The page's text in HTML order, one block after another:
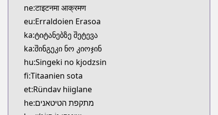
ne:टाइटनमा आक्रमण
eu:Erraldoien Erasoa
ka:ტიტანებზე შეტევა
ka:შინგეკი ნო კიოჯინ
hu:Singeki no kjodzsin
fi:Titaanien sota
et:Ründav hiiglane
he:מתקפת הטיטאנים